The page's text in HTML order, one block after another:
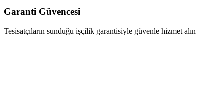
Garanti Güvencesi
Tesisatçıların sunduğu işçilik garantisiyle güvenle hizmet alın